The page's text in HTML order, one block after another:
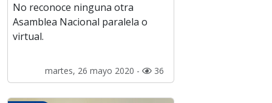
No reconoce ninguna otra
Asamblea Nacional paralela o
virtual.
martes, 26 mayo 2020 - 36